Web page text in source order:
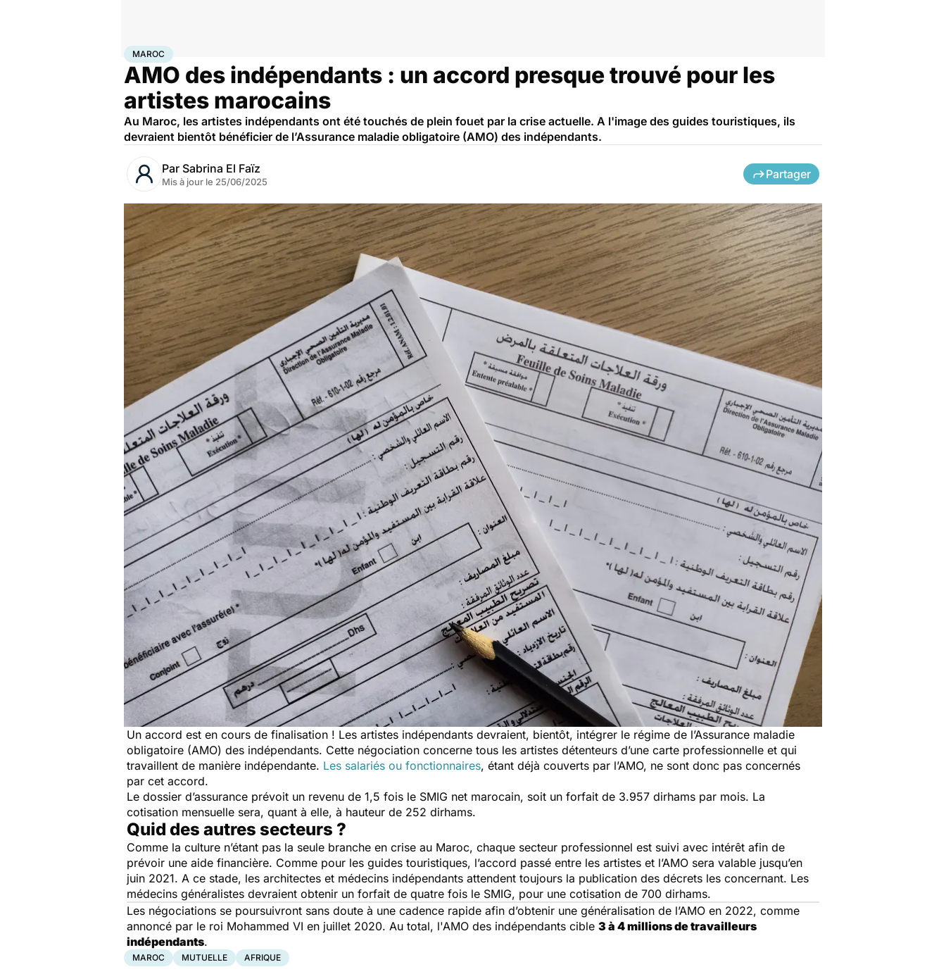
AccueilSanté
MAROC
AMO des indépendants : un accord presque trouvé pour les
artistes marocains
Au Maroc, les artistes indépendants ont été touchés de plein fouet par la crise actuelle. A l'image des guides touristiques, ils
devraient bientôt bénéficier de l’Assurance maladie obligatoire (AMO) des indépendants.
Par Sabrina El Faïz
Mis à jour le 25/06/2025
Partager
Un accord est en cours de finalisation ! Les artistes indépendants devraient, bientôt, intégrer le régime de l’Assurance maladie
obligatoire (AMO) des indépendants. Cette négociation concerne tous les artistes détenteurs d’une carte professionnelle et qui
travaillent de manière indépendante. Les salariés ou fonctionnaires, étant déjà couverts par l’AMO, ne sont donc pas concernés
par cet accord.
Le dossier d’assurance prévoit un revenu de 1,5 fois le SMIG net marocain, soit un forfait de 3.957 dirhams par mois. La
cotisation mensuelle sera, quant à elle, à hauteur de 252 dirhams.
Quid des autres secteurs ?
Comme la culture n’étant pas la seule branche en crise au Maroc, chaque secteur professionnel est suivi avec intérêt afin de
prévoir une aide financière. Comme pour les guides touristiques, l’accord passé entre les artistes et l’AMO sera valable jusqu’en
juin 2021. A ce stade, les architectes et médecins indépendants attendent toujours la publication des décrets les concernant. Les
médecins généralistes devraient obtenir un forfait de quatre fois le SMIG, pour une cotisation de 700 dirhams.
Les négociations se poursuivront sans doute à une cadence rapide afin d’obtenir une généralisation de l’AMO en 2022, comme
annoncé par le roi Mohammed VI en juillet 2020. Au total, l'AMO des indépendants cible 3 à 4 millions de travailleurs
indépendants.
MAROC MUTUELLE AFRIQUE